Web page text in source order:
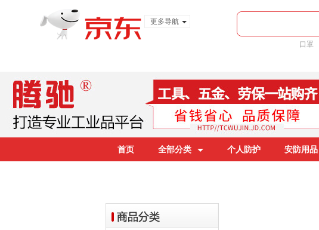
更多导航
口罩
首页 全部分类 个人防护 安防用品